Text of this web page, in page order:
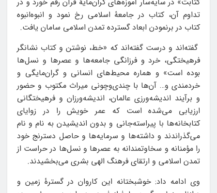
تداوم آن، کتاب در جامعۀ اسلامی رخ نمود و انبوه‌انبوه
کتاب در برنمودن ابعاد گسترده تمدن اسلامی سامان یافت.
گفته‌اند و درست گفته‌اند که «خط، نوشتن و کتاب نشانگر
فرهیختگی، خرد و فرزانگی جامعه‌ها و عصرها و نسل‌ها
بوده است» و هماره محیط‌های انسانی و گران‌مایگی و
خردمندی و… آن‌ها با چندی‌وچونی میراث مکتوب و حضور
و برآیند اندیشه‌ورزی عالمان، اندیشه‌ورزان و فرهیختگانی
ارزیابی می‌شده است که عمر خویش را در زوایای
کتابخانه‌ها با پیراسته‌جانی و بدون اندیشیدن به نام و نام
می‌گذراندند و داشته‌ها و سرمایه‌ها و حاصل دسترنج خود
را مؤمنانه و سخاوتمندانه به عصرها و نسل‌ها در حراست از
تمدن اسلامی و ارتقای فرهنگ الهی بشری می‌بخشیدند.
وی ادامه داد: خوشبختانه این کاروان در گسترۀ زمین و